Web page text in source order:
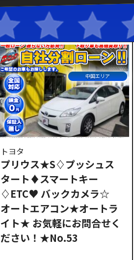
中国エリア
トヨタ
プリウス★S♢プッシュス
タート♦スマートキー
♢ETC♥ バックカメラ☆
オートエアコン★オートラ
イト★ お気軽にお問合せく
ださい！★No.53